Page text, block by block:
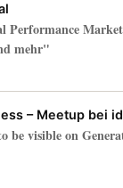
Performance
mehr"
– Meetup bei
be visible on